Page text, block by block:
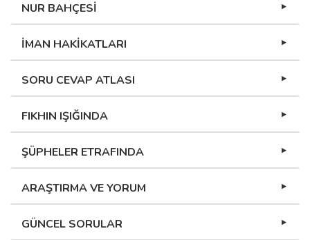
NUR BAHÇESİ
İMAN HAKİKATLARI
SORU CEVAP ATLASI
FIKHIN IŞIĞINDA
ŞÜPHELER ETRAFINDA
ARAŞTIRMA VE YORUM
GÜNCEL SORULAR